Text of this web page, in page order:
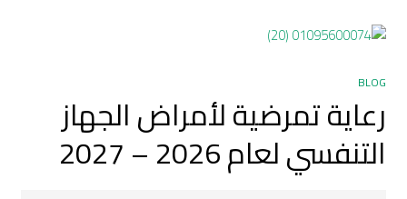
BLOG
رعاية تمرضية لأمراض الجهاز
التنفسي لعام 2026 – 2027